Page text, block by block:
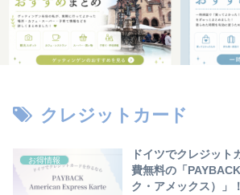
クレジットカード
お得情報
ドイツでクレジット
費無料の「
ク・アメックス）」